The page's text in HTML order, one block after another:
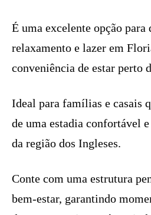
É uma excelente opção para
relaxamento e lazer em
conveniência de estar perto
Ideal para famílias e casais
de uma estadia confortável
da região dos Ingleses.
Conte com uma estrutura
bem-estar, garantindo